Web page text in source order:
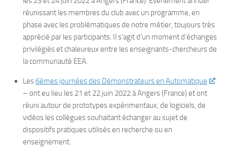
réunissant les membres du club avec un programme, en
phase avec les problématiques de notre métier, toujours très
apprécié par les participants. Il s’agit d’un moment d’échanges
privilégiés et chaleureux entre les enseignants-chercheurs de
la communauté EEA.
Les6èmes journées des Démonstrateurs en Automatique
– ont eu lieu les 21 et 22 juin 2022 à Angers (France) et ont
réuni autour de prototypes expérimentaux, de logiciels, de
vidéos les collègues souhaitant échanger au sujet de
dispositifs pratiques utilisés en recherche ou en
enseignement.